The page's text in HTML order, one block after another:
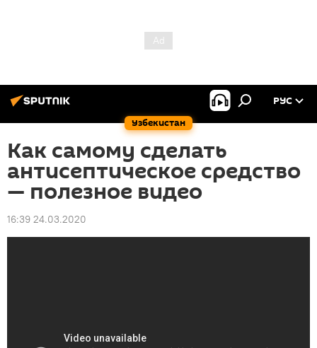
Узбекистан
РУС
Как самому сделать
антисептическое средство
— полезное видео
16:39 24.03.2020